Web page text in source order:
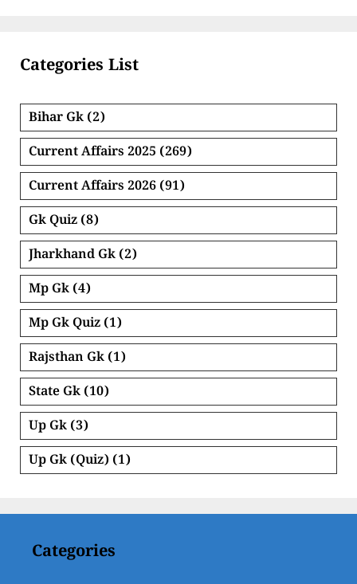
Categories List
Bihar Gk (2)
Current Affairs 2025 (269)
Current Affairs 2026 (91)
Gk Quiz (8)
Jharkhand Gk (2)
Mp Gk (4)
Mp Gk Quiz (1)
Rajsthan Gk (1)
State Gk (10)
Up Gk (3)
Up Gk (Quiz) (1)
Categories